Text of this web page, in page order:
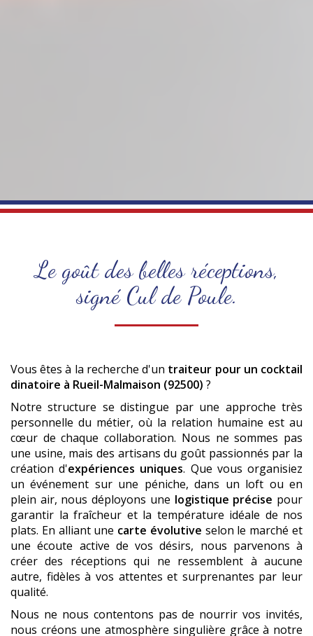
Le goût des belles réceptions,
signé Cul de Poule.
Vous êtes à la recherche d'un traiteur pour un cocktail
dinatoire à Rueil-Malmaison (92500) ?
Notre structure se distingue par une approche très
personnelle du métier, où la relation humaine est au
cœur de chaque collaboration. Nous ne sommes pas
une usine, mais des artisans du goût passionnés par la
création d'expériences uniques. Que vous organisiez
un événement sur une péniche, dans un loft ou en
plein air, nous déployons une logistique précise pour
garantir la fraîcheur et la température idéale de nos
plats. En alliant une carte évolutive selon le marché et
une écoute active de vos désirs, nous parvenons à
créer des réceptions qui ne ressemblent à aucune
autre, fidèles à vos attentes et surprenantes par leur
qualité.
Nous ne nous contentons pas de nourrir vos invités,
nous créons une atmosphère singulière grâce à notre